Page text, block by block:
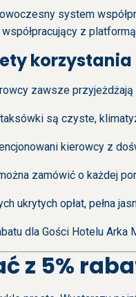
system
z
korzystania
zawsze przyjeżdżają
są czyste,
kierowcy z
zamówić o każdej
ukrytych opłat, pełna
dla Gości Hotelu Arka
z 5%